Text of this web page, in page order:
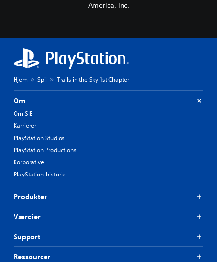
America, Inc.
Hjem Spil Trails in the Sky 1st Chapter
Om
Om SIE
Karrierer
PlayStation Studios
PlayStation Productions
Korporative
PlayStation-historie
Produkter
Værdier
Support
Ressourcer